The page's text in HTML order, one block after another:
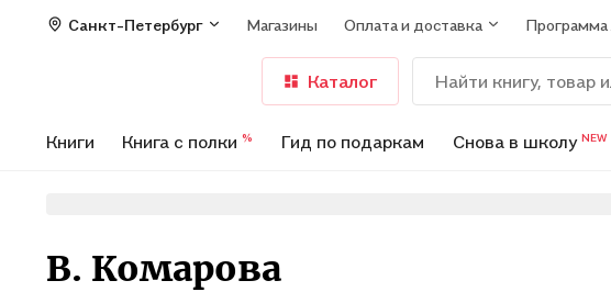
Санкт-Петербург Магазины Оплата и доставка Программа
Каталог
Книги Книга с полки % Гид по подаркам Снова в школу NEW
В. Комарова